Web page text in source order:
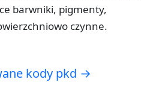
barwniki, pigmenty,
czynne.
kody pkd →